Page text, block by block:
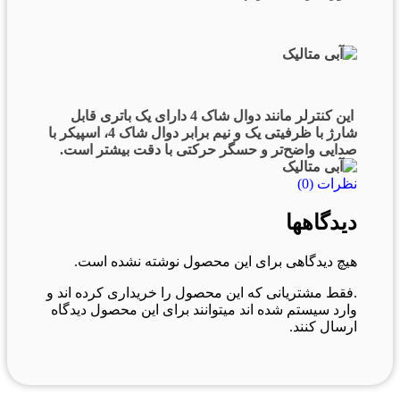
این کنترلر مانند دوال شاک 4 دارای یک باتری قابل
شارژ با ظرفیتی یک و نیم برابر دوال شاک 4، اسپیکر با
صدایی واضح‌تر و حسگر حرکتی با دقت بیشتر است.
نظرات (0)
دیدگاهها
هیچ دیدگاهی برای این محصول نوشته نشده است.
.فقط مشتریانی که این محصول را خریداری کرده اند و
وارد سیستم شده اند میتوانند برای این محصول دیدگاه
ارسال کنند.